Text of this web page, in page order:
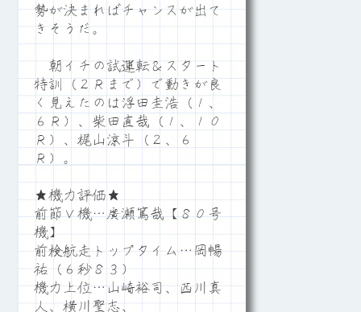
勢が決まればチャンスが出て
きそうだ。
朝イチの試運転＆スタート
特訓（２Ｒまで）で動きが良
く見えたのは浮田圭浩（１、
６Ｒ）、柴田直哉（１、１０
Ｒ）、梶山涼斗（２、６
Ｒ）。
★機力評価★
前節Ｖ機…廣瀬篤哉【８０号
機】
前検航走トップタイム…岡暢
祐（６秒８３）
機力上位…山崎裕司、西川真
人、横川聖志、